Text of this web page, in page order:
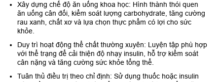
Xây dựng chế độ ăn uống khoa học: Hình thành thói quen
ăn uống cân đối, kiểm soát lượng carbohydrate, tăng cường
rau xanh, chất xơ và lựa chọn thực phẩm có lợi cho sức
khỏe.
Duy trì hoạt động thể chất thường xuyên: Luyện tập phù hợp
với thể trạng để cải thiện độ nhạy insulin, hỗ trợ kiểm soát
cân nặng và tăng cường sức khỏe tổng thể.
Tuân thủ điều trị theo chỉ định: Sử dụng thuốc hoặc insulin